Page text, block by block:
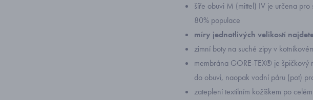
šíře obuvi M (mittel) IV je určena
80% populace
míry jednotlivých velikostí
zimní boty na suché zipy v
membrána GORE-TEX® je špičkový
do obuvi, naopak vodní páru (pot)
zateplení textilním kožíškem po